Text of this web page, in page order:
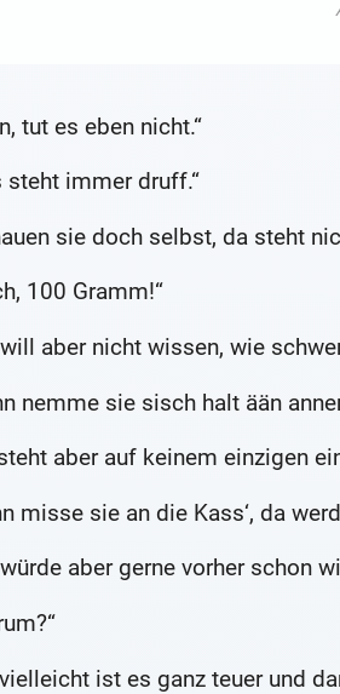
tut es eben nicht.“
steht immer druff.“
sie doch selbst, da steht
100 Gramm!“
aber nicht wissen, wie
nemme sie sisch halt ään
aber auf keinem einzigen
misse sie an die Kass‘, da
aber gerne vorher schon
ist es ganz teuer und